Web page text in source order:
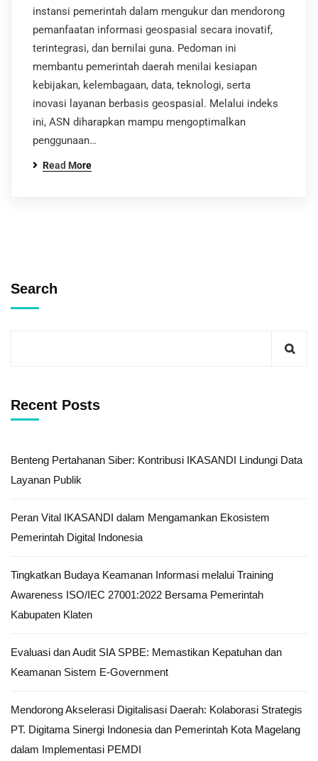
instansi pemerintah dalam mengukur dan mendorong
pemanfaatan informasi geospasial secara inovatif,
terintegrasi, dan bernilai guna. Pedoman ini
membantu pemerintah daerah menilai kesiapan
kebijakan, kelembagaan, data, teknologi, serta
inovasi layanan berbasis geospasial. Melalui indeks
ini, ASN diharapkan mampu mengoptimalkan
penggunaan…
Read More
Search
Recent Posts
Benteng Pertahanan Siber: Kontribusi IKASANDI Lindungi Data
Layanan Publik
Peran Vital IKASANDI dalam Mengamankan Ekosistem
Pemerintah Digital Indonesia
Tingkatkan Budaya Keamanan Informasi melalui Training
Awareness ISO/IEC 27001:2022 Bersama Pemerintah
Kabupaten Klaten
Evaluasi dan Audit SIA SPBE: Memastikan Kepatuhan dan
Keamanan Sistem E-Government
Mendorong Akselerasi Digitalisasi Daerah: Kolaborasi Strategis
PT. Digitama Sinergi Indonesia dan Pemerintah Kota Magelang
dalam Implementasi PEMDI